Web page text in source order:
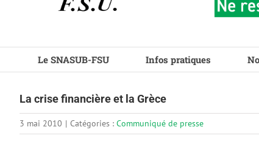
Le SNASUB-FSU Infos pratiques
La crise financière et la Grèce
3 mai 2010 | Catégories : Communiqué de presse